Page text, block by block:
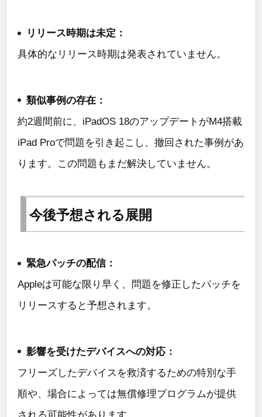
リリース時期は未定：
具体的なリリース時期は発表されていません。
類似事例の存在：
約2週間前に、iPadOS 18のアップデートがM4搭載
iPad Proで問題を引き起こし、撤回された事例があ
ります。この問題もまだ解決していません。
今後予想される展開
緊急パッチの配信：
Appleは可能な限り早く、問題を修正したパッチを
リリースすると予想されます。
影響を受けたデバイスへの対応：
フリーズしたデバイスを救済するための特別な手
順や、場合によっては無償修理プログラムが提供
される可能性があります。